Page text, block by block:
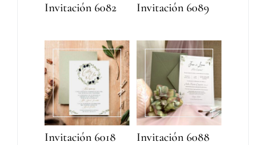
Invitación 6082 Invitación 6089
Invitación 6018 Invitación 6088